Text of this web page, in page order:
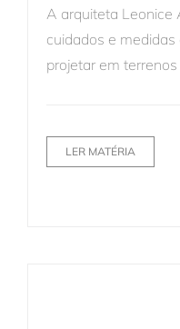
A arquiteta Leonice
cuidados e
projetar em terrenos
LER MATÉRIA